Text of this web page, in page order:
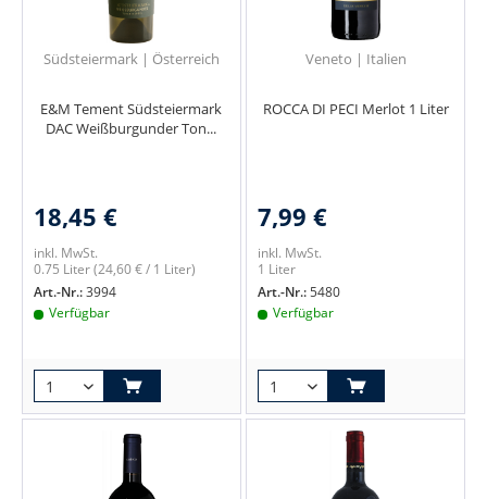
Südsteiermark | Österreich
E&M Tement Südsteiermark
DAC Weißburgunder Ton...
18,45 €
inkl. MwSt.
0.75 Liter(24,60 € / 1 Liter)
Art.-Nr.:3994
Verfügbar
Veneto | Italien
ROCCA DI PECI Merlot 1 Liter
7,99 €
inkl. MwSt.
1 Liter
Art.-Nr.:5480
Verfügbar